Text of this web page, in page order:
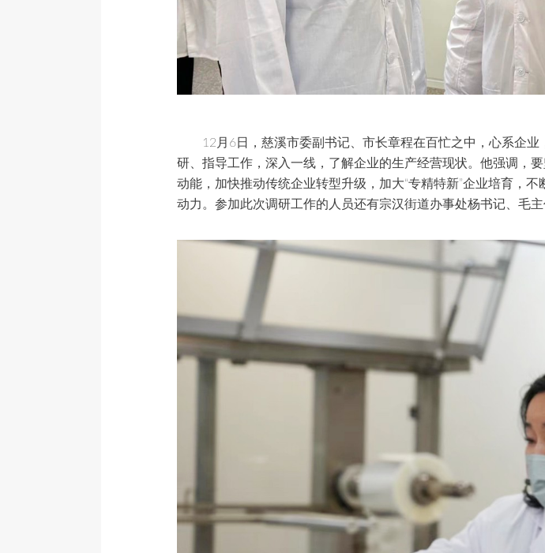
12月6日，慈溪市委副书记、市长章程在百忙之中，心系企
研、指导工作，深入一线，了解企业的生产经营现状。他强调，
动能，加快推动传统企业转型升级，加大“专精特新”企业培育，
动力。参加此次调研工作的人员还有宗汉街道办事处杨书记、毛